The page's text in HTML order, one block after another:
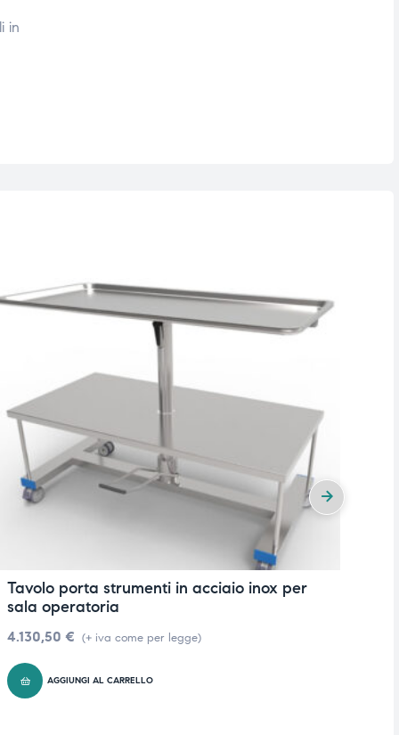
in
Tavolo porta strumenti in acciaio inox per
sala operatoria
4.130,50 € (+ iva come per legge)
AGGIUNGI AL CARRELLO